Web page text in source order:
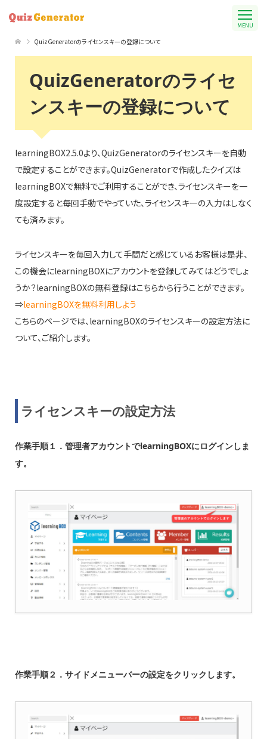
MENU
QuizGeneratorのライセンスキーの登録について
QuizGeneratorのライセ
ンスキーの登録について
learningBOX2.5.0より、QuizGeneratorのライセンスキーを自動
で設定することができます。QuizGeneratorで作成したクイズは
learningBOXで無料でご利用することができ、ライセンスキーを一
度設定すると毎回手動でやっていた、ライセンスキーの入力はしなく
ても済みます。
ライセンスキーを毎回入力して手間だと感じているお客様は是非、
この機会にlearningBOXにアカウントを登録してみてはどうでしょ
うか？learningBOXの無料登録はこちらから行うことができます。
⇒learningBOXを無料利用しよう
こちらのページでは、learningBOXのライセンスキーの設定方法に
ついて、ご紹介します。
ライセンスキーの設定方法
作業手順１．管理者アカウントでlearningBOXにログインしま
す。
作業手順２．サイドメニューバーの設定をクリックします。